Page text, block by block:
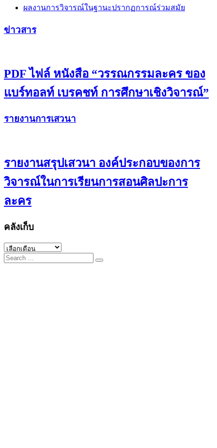
ผลงานการวิจารณ์ในฐานะปรากฏการณ์ร่วมสมัย
ข่าวสาร
PDF ไฟล์ หนังสือ “วรรณกรรมละคร ของ
แบร์ทอลท์ เบรคชท์ การศึกษาเชิงวิจารณ์”
รายงานการเสวนา
รายงานสรุปเสวนา องค์ประกอบของการ
วิจารณ์ในการเรียนการสอนศิลปะการ
ละคร
คลังเก็บ
คลัง
เก็บ
Search
for: